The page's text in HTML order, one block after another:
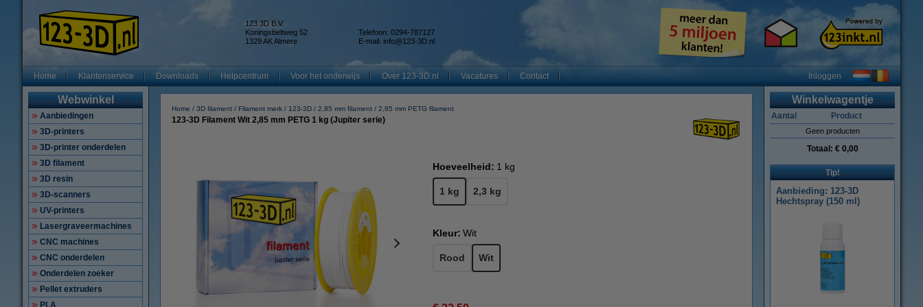
123 3D B.V.
Koningsbeltweg 52
1329 AK Almere
Telefoon: 0294-787127
E-mail: info@123-3D.nl
Home Klantenservice Downloads Helpcentrum Voor het onderwijs Over 123-3D.nl Vacatures Contact Inloggen
Webwinkel
Aanbiedingen
3D-printers
3D-printer onderdelen
3D filament
3D resin
3D-scanners
UV-printers
Lasergraveermachines
CNC machines
CNC onderdelen
Onderdelen zoeker
Pellet extruders
PLA
Home 3D filament Filament merk 123-3D 2,85 mm filament 2,85 mm PETG filament
123-3D Filament Wit 2,85 mm PETG 1 kg (Jupiter serie)
Hoeveelheid: 1 kg
1 kg 2,3 kg
Kleur: Wit
Rood Wit
Winkelwagentje
Aantal Product
Geen producten
Totaal: € 0,00
Tip!
Aanbieding: 123-3D
Hechtspray (150 ml)